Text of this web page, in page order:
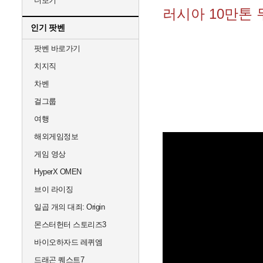
인기 팟벤
팟벤 바로가기
치지직
차벤
걸그룹
여행
해외게임정보
게임 영상
HyperX OMEN
브이 라이징
일곱 개의 대죄: Origin
몬스터헌터 스토리즈3
바이오하자드 레퀴엠
드래곤 퀘스트7
러시아 10만톤